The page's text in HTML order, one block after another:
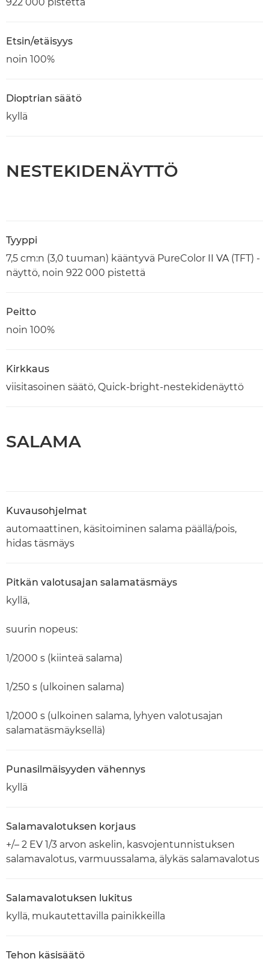
Etsin/etäisyys
noin 100%
Dioptrian säätö
kyllä
NESTEKIDENÄYTTÖ
Tyyppi
7,5 cm:n (3,0 tuuman) kääntyvä PureColor II VA (TFT) -
näyttö, noin 922 000 pistettä
Peitto
noin 100%
Kirkkaus
viisitasoinen säätö, Quick-bright-nestekidenäyttö
SALAMA
Kuvausohjelmat
automaattinen, käsitoiminen salama päällä/pois,
hidas täsmäys
Pitkän valotusajan salamatäsmäys
kyllä,
suurin nopeus:
1/2000 s (kiinteä salama)
1/250 s (ulkoinen salama)
1/2000 s (ulkoinen salama, lyhyen valotusajan
salamatäsmäyksellä)
Punasilmäisyyden vähennys
kyllä
Salamavalotuksen korjaus
+/– 2 EV 1/3 arvon askelin, kasvojentunnistuksen
salamavalotus, varmuussalama, älykäs salamavalotus
Salamavalotuksen lukitus
kyllä, mukautettavilla painikkeilla
Tehon käsisäätö